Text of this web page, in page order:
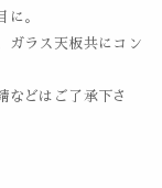
に。
ガラス天板共にコン
などはご了承下さ